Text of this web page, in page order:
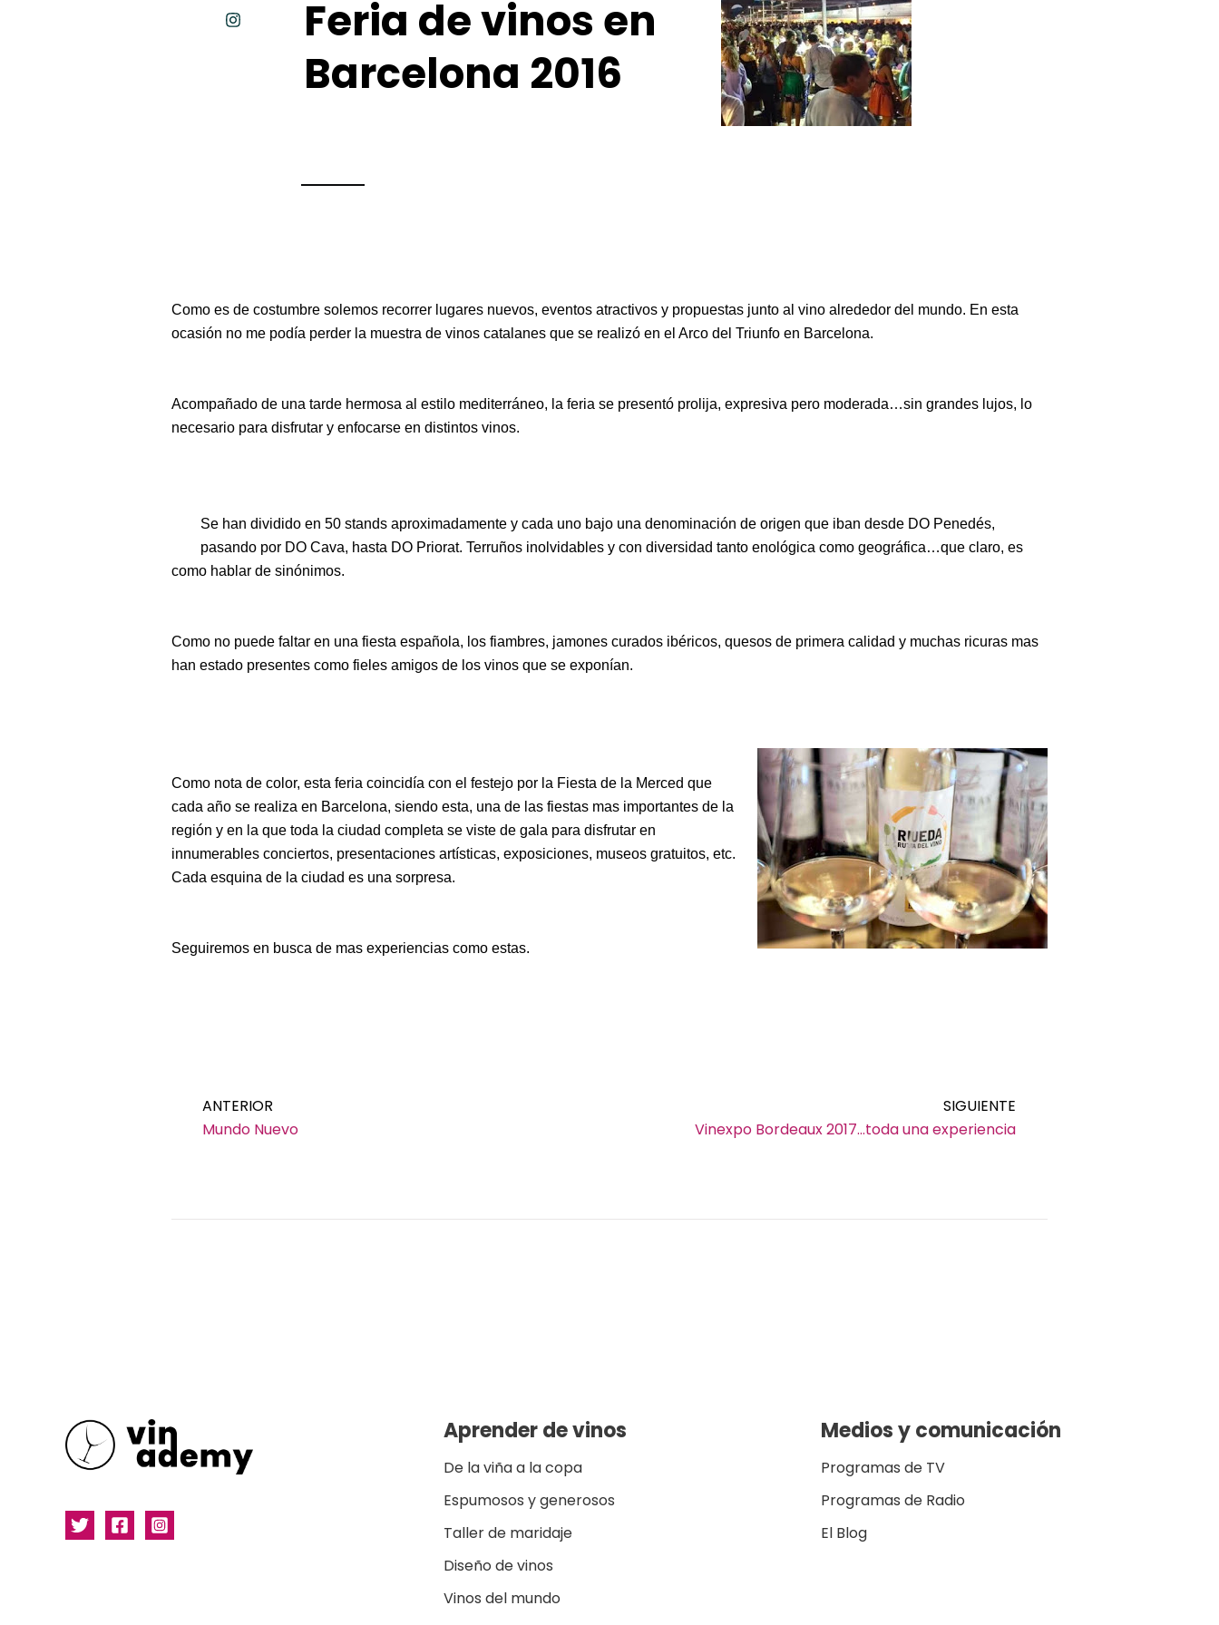
Feria de vinos en
Barcelona 2016
Como es de costumbre solemos recorrer lugares nuevos, eventos atractivos y propuestas junto al vino alrededor del mundo. En esta
ocasión no me podía perder la muestra de vinos catalanes que se realizó en el Arco del Triunfo en Barcelona.
Acompañado de una tarde hermosa al estilo mediterráneo, la feria se presentó prolija, expresiva pero moderada…sin grandes lujos, lo
necesario para disfrutar y enfocarse en distintos vinos.
Se han dividido en 50 stands aproximadamente y cada uno bajo una denominación de origen que iban desde DO Penedés,
pasando por DO Cava, hasta DO Priorat. Terruños inolvidables y con diversidad tanto enológica como geográfica…que claro, es
como hablar de sinónimos.
Como no puede faltar en una fiesta española, los fiambres, jamones curados ibéricos, quesos de primera calidad y muchas ricuras mas
han estado presentes como fieles amigos de los vinos que se exponían.
Como nota de color, esta feria coincidía con el festejo por la Fiesta de la Merced que
cada año se realiza en Barcelona, siendo esta, una de las fiestas mas importantes de la
región y en la que toda la ciudad completa se viste de gala para disfrutar en
innumerables conciertos, presentaciones artísticas, exposiciones, museos gratuitos, etc.
Cada esquina de la ciudad es una sorpresa.
Seguiremos en busca de mas experiencias como estas.
AntANTERIOR
Mundo Nuevo
SIGUIENTE
Vinexpo Bordeaux 2017…toda una experiencia
Aprender de vinos
De la viña a la copa
Espumosos y generosos
Taller de maridaje
Diseño de vinos
Vinos del mundo
Medios y comunicación
Programas de TV
Programas de Radio
El Blog